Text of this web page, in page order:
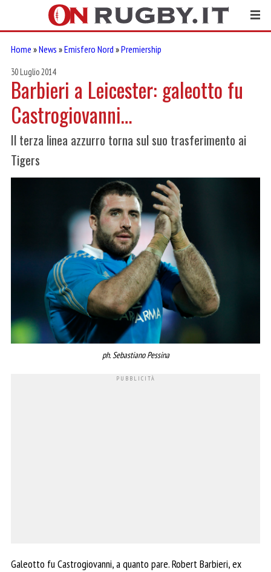
Home »News »Emisfero Nord »Premiership
30 Luglio 2014
Barbieri a Leicester: galeotto fu
Castrogiovanni…
Il terza linea azzurro torna sul suo trasferimento ai
Tigers
ph. Sebastiano Pessina
Galeotto fu Castrogiovanni, a quanto pare. Robert Barbieri, ex